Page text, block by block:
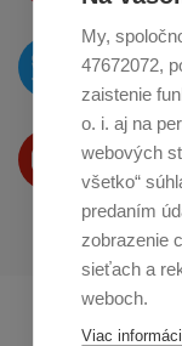
My,
47672072,
zaistenie
o. i. aj na
webových
všetko“
predaním
zobrazenie
sieťach a
weboch.
Viac
O
na
Produkty
na